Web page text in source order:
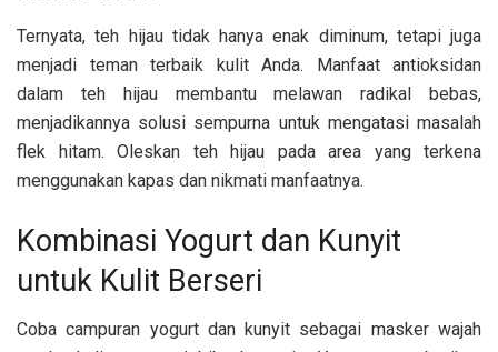
Ternyata, teh hijau tidak hanya enak diminum, tetapi juga
menjadi teman terbaik kulit Anda. Manfaat antioksidan
dalam teh hijau membantu melawan radikal bebas,
menjadikannya solusi sempurna untuk mengatasi masalah
flek hitam. Oleskan teh hijau pada area yang terkena
menggunakan kapas dan nikmati manfaatnya.
Kombinasi Yogurt dan Kunyit
untuk Kulit Berseri
Coba campuran yogurt dan kunyit sebagai masker wajah